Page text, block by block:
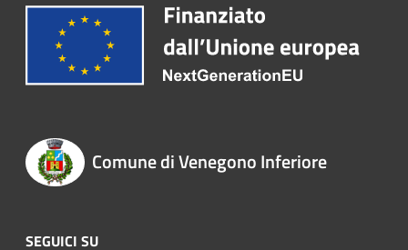
Comune di Venegono Inferiore
SEGUICI SU